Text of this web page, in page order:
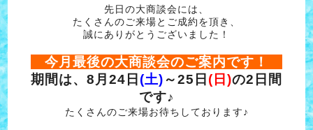
先日の大商談会には、
たくさんのご来場とご成約を頂き、
誠にありがとうございました！
今月最後の大商談会のご案内です！
期間は、8月24日 (土) ～25日 (日)の2日間
です♪
たくさんのご来場お待ちしております♪